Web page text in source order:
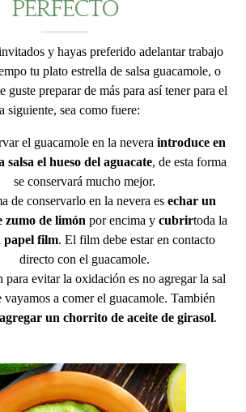
PERFECTO
y hayas preferido adelantar trabajo
tu plato estrella de salsa guacamole, o
guste preparar de más para así tener para el
siguiente, sea como fuere:
el guacamole en la nevera introduce en
salsa el hueso del aguacate, de esta forma
se conservará mucho mejor.
de conservarlo en la nevera es echar un
zumo de limón por encima y cubrirtoda la
papel film. El film debe estar en contacto
directo con el guacamole.
para evitar la oxidación es no agregar la sal
vayamos a comer el guacamole. También
agregar un chorrito de aceite de girasol.